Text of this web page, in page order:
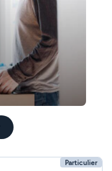
Particulier